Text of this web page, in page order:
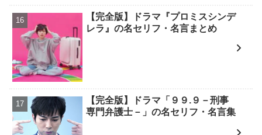
【完全版】ドラマ『プロミスシンデ
レラ』の名セリフ・名言まとめ
【完全版】ドラマ「９９.９－刑事
専門弁護士－」の名セリフ・名言集